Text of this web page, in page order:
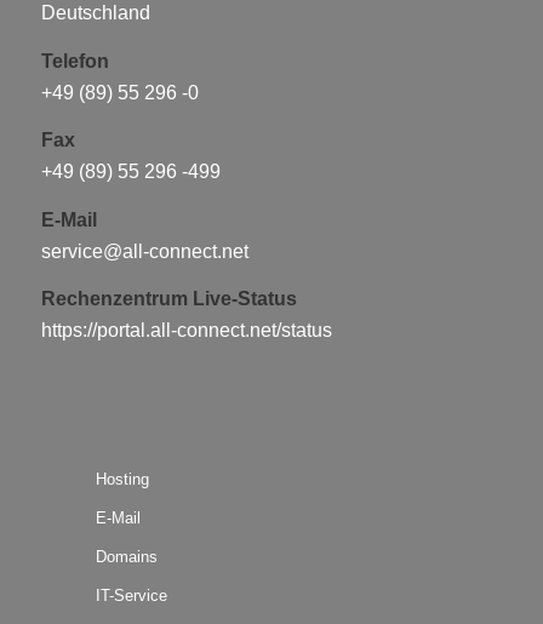
Deutschland
Telefon
+49 (89) 55 296 -0
Fax
+49 (89) 55 296 -499
E-Mail
service@all-connect.net
Rechenzentrum Live-Status
https://portal.all-connect.net/status
Hosting
E-Mail
Domains
IT-Service